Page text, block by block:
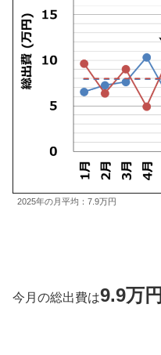
2025年の月平均：7.9万円
今月の総出費は9.9万円